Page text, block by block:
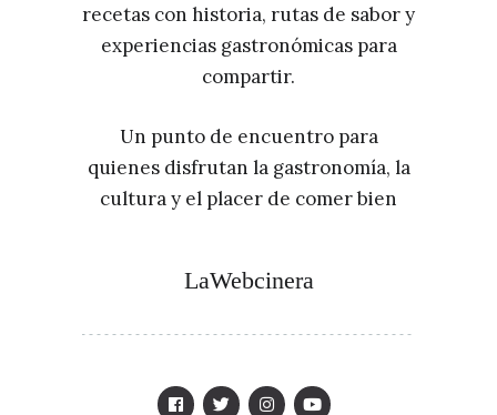
recetas con historia, rutas de sabor y
experiencias gastronómicas para
compartir.
Un punto de encuentro para
quienes disfrutan la gastronomía, la
cultura y el placer de comer bien
LaWebcinera